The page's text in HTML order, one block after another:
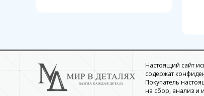
Настоящий сайт
содержат
Покупатель
на сбор, анализ и